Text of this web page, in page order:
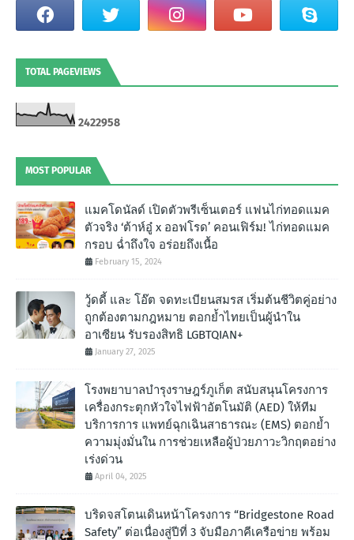
TOTAL PAGEVIEWS
2422958
MOST POPULAR
แมคโดนัลด์ เปิดตัวพรีเซ็นเตอร์ แฟนไก่ทอดแมค
ตัวจริง ‘ต้าห์อู๋ x ออฟโรด’ คอนเฟิร์ม! ไก่ทอดแมค
กรอบ ฉํ่าถึงใจ อร่อยถึงเนื้อ
February 15, 2024
วู้ดดี้ และ โอ๊ต จดทะเบียนสมรส เริ่มต้นชีวิตคู่อย่าง
ถูกต้องตามกฎหมาย ตอกย้ำไทยเป็นผู้นำใน
อาเซียน รับรองสิทธิ LGBTQIAN+
January 27, 2025
โรงพยาบาลบำรุงราษฎร์ภูเก็ต สนับสนุนโครงการ
เครื่องกระตุกหัวใจไฟฟ้าอัตโนมัติ (AED) ให้ทีม
บริการการ แพทย์ฉุกเฉินสาธารณะ (EMS) ตอกย้ำ
ความมุ่งมั่นใน การช่วยเหลือผู้ป่วยภาวะวิกฤตอย่าง
เร่งด่วน
April 04, 2025
บริดจสโตนเดินหน้าโครงการ “Bridgestone Road
Safety” ต่อเนื่องสู่ปีที่ 3 จับมือภาคีเครือข่าย พร้อม